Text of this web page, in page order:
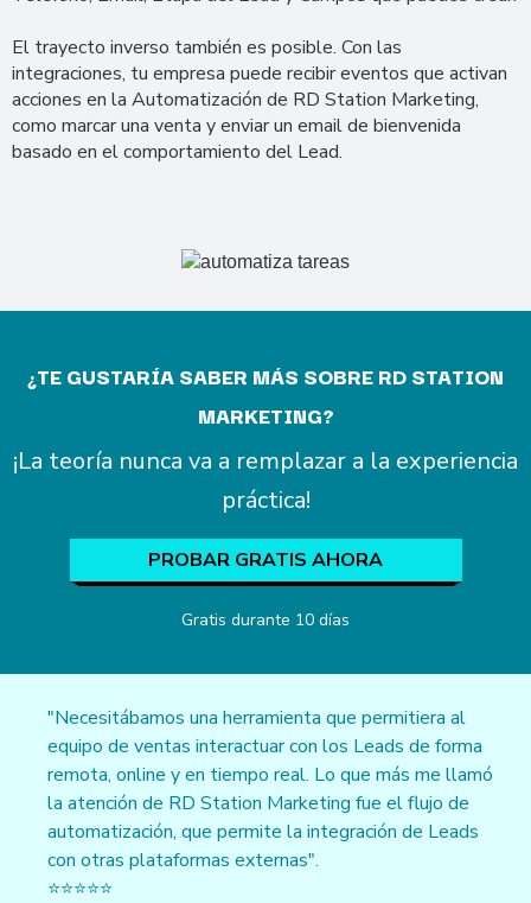
El trayecto inverso también es posible. Con las
integraciones, tu empresa puede recibir eventos que activan
acciones en la Automatización de RD Station Marketing,
como marcar una venta y enviar un email de bienvenida
basado en el comportamiento del Lead.
¿TE GUSTARÍA SABER MÁS SOBRE RD STATION
MARKETING?
¡La teoría nunca va a remplazar a la experiencia
práctica!
PROBAR GRATIS AHORA
Gratis durante 10 días
"Necesitábamos una herramienta que permitiera al
equipo de ventas interactuar con los Leads de forma
remota, online y en tiempo real. Lo que más me llamó
la atención de RD Station Marketing fue el flujo de
automatización, que permite la integración de Leads
con otras plataformas externas".
⭐⭐⭐⭐⭐